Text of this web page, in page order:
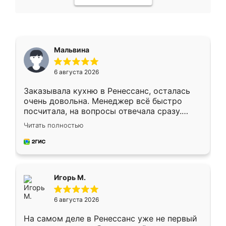
Мальвина
6 августа 2026
Заказывала кухню в Ренессанс, осталась
очень довольна. Менеджер всё быстро
посчитала, на вопросы отвечала сразу.
Замерщик приехал в субботу, подошёл к
делу со всей ответственностью. Собрали
за день, ребята работали аккуратно, даже
Читать полностью
Игорь М.
6 августа 2026
На самом деле в Ренессанс уже не первый